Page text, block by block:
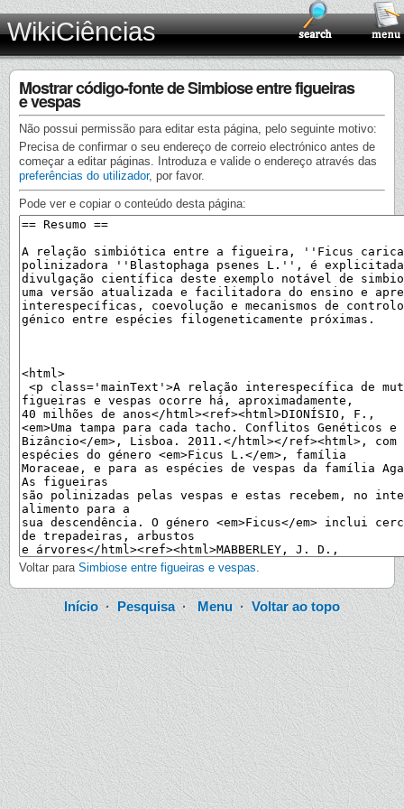
WikiCiências
Mostrar código-fonte de Simbiose entre figueiras
e vespas
Não possui permissão para editar esta página, pelo seguinte motivo:
Precisa de confirmar o seu endereço de correio electrónico antes de
começar a editar páginas. Introduza e valide o endereço através das
preferências do utilizador, por favor.
Pode ver e copiar o conteúdo desta página:
Voltar para Simbiose entre figueiras e vespas.
Início· Pesquisa·Menu · Voltar ao topo